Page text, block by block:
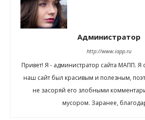
Администратор
http://www.iapp.ru
Привет! Я - администратор сайта МАПП. Я
наш сайт был красивым и полезным,
не засоряй его злобными
мусором. Заранее,